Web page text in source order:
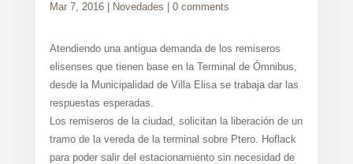
Mar 7, 2016| Novedades 0 comments
Atendiendo una antigua demanda de los remiseros
elisenses que tienen base en la Terminal de Ómnibus,
desde la Municipalidad de Villa Elisa se trabaja dar las
respuestas esperadas.
Los remiseros de la ciudad, solicitan la liberación de un
tramo de la vereda de la terminal sobre Ptero. Hoflack
para poder salir del estacionamiento sin necesidad de